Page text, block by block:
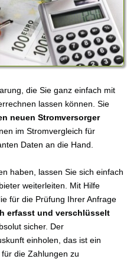
die Sie ganz einfach mit
lassen können. Sie
neuen Stromversorger
im Stromvergleich für
Daten an die Hand.
haben, lassen Sie sich einfach
weiterleiten. Mit Hilfe
für die Prüfung Ihrer Anfrage
erfasst und verschlüsselt
sicher. Der
einholen, das ist ein
die Zahlungen zu